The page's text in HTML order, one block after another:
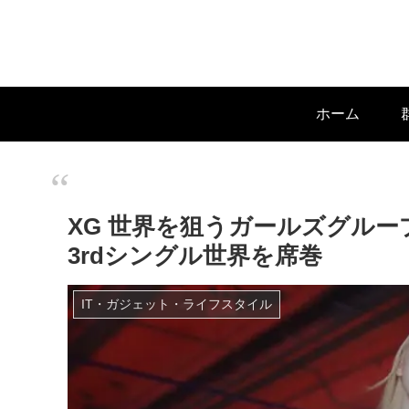
ホーム
XG 世界を狙うガールズグル
3rdシングル世界を席巻
IT・ガジェット・ライフスタイル